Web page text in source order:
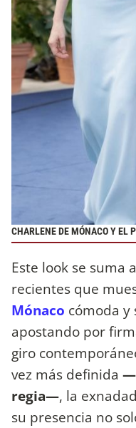
CHARLENE DE MÓNACO Y EL
Este look se suma
recientes que
Mónaco cómoda y
apostando por
giro
vez más definida
regia—, la
su presencia no